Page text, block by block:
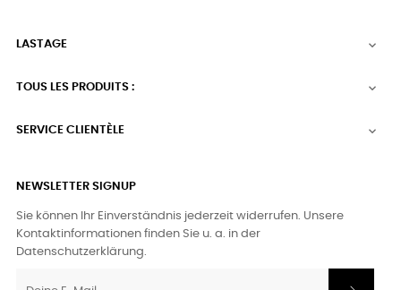
LASTAGE 
TOUS LES PRODUITS : 
SERVICE CLIENTÈLE 
NEWSLETTER SIGNUP
Sie können Ihr Einverständnis jederzeit widerrufen. Unsere
Kontaktinformationen finden Sie u. a. in der
Datenschutzerklärung.